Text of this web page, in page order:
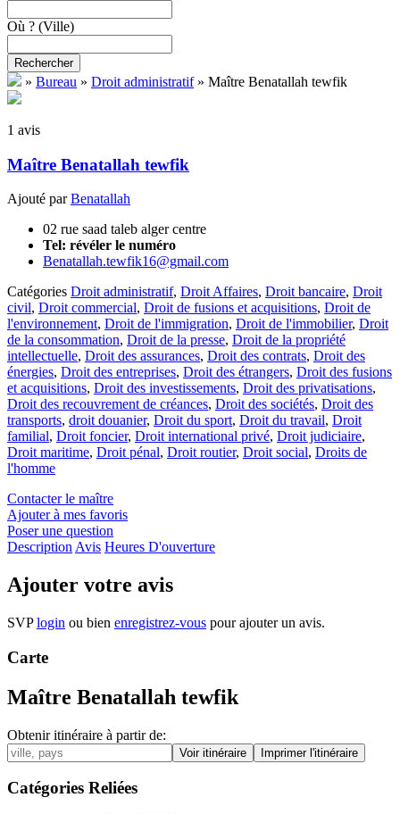
Où ? (Ville)
Rechercher
» Bureau » Droit administratif » Maître Benatallah tewfik
1 avis
Maître Benatallah tewfik
Ajouté parBenatallah
02 rue saad taleb alger centre
Tel: révéler le numéro
Benatallah.tewfik16@gmail.com
Catégories Droit administratif, Droit Affaires, Droit bancaire, Droit
civil, Droit commercial, Droit de fusions et acquisitions, Droit de
l'environnement, Droit de l'immigration, Droit de l'immobilier, Droit
de la consommation, Droit de la presse, Droit de la propriété
intellectuelle, Droit des assurances, Droit des contrats, Droit des
énergies, Droit des entreprises, Droit des étrangers, Droit des fusions
et acquisitions, Droit des investissements, Droit des privatisations,
Droit des recouvrement de créances, Droit des sociétés, Droit des
transports, droit douanier, Droit du sport, Droit du travail, Droit
familial, Droit foncier, Droit international privé, Droit judiciaire,
Droit maritime, Droit pénal, Droit routier, Droit social, Droits de
l'homme
Contacter le maître
Ajouter à mes favoris
Poser une question
Description Avis Heures D'ouverture
Ajouter votre avis
SVPlogin ou bien enregistrez-vous pour ajouter un avis.
Carte
Maître Benatallah tewfik
Obtenir itinéraire à partir de:
Catégories Reliées